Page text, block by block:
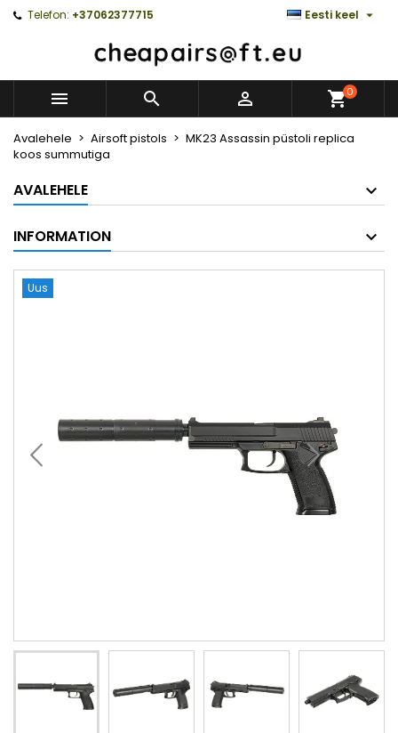
Telefon: +37062377715 Eesti keel 
   0
Avalehele Airsoft pistols
MK23 Assassin püstoli replica
koos summutiga
AVALEHELE
INFORMATION
Uus